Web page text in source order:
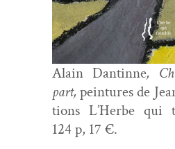
Alain Dan­tinne,
part,pein­tures de
tions L’Herbe qui
124 p, 17 €.